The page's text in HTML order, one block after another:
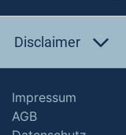
Disclaimer
Impressum
AGB